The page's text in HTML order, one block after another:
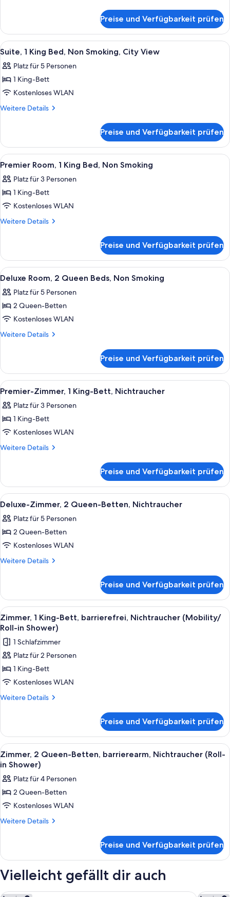
1 King-
Bett,
Nichtraucher,
Preise und Verfügbarkeit prüfen
Alle
Fotos
für
Suite,
1
King
Smoking,
City
View
anzeigen
Ein Hotelzimmer mit einem Bett,
4
Suite, 1 King Bed, Non Smoking, City View
Platz für 5 Personen
1 King-Bett
Kostenloses WLAN
Weitere Details
Weitere
1
King
Bed,
Smoking,
City
Preise und Verfügbarkeit prüfen
Alle
Fotos
für
Premier
Room,
1
Non
Smoking
anzeigen
Hochwertige Bettwaren,
5
Premier Room, 1 King Bed, Non Smoking
Platz für 3 Personen
1 King-Bett
Kostenloses WLAN
Weitere Details
Weitere
Room,
King
Non
Smoking
Preise und Verfügbarkeit prüfen
Alle
Fotos
für
Deluxe
Room,
2
Non
Smoking
anzeigen
Hochwertige Bettwaren,
6
Deluxe Room, 2 Queen Beds, Non Smoking
Platz für 5 Personen
2 Queen-Betten
Kostenloses WLAN
Weitere Details
Weitere
Room,
Queen
Non
Smoking
Preise und Verfügbarkeit prüfen
Alle
Fotos
für
Premier-
Zimmer,
1 King-
anzeigen
Ein modernes Hotelzimmer mit
5
Premier-Zimmer, 1 King-Bett, Nichtraucher
Platz für 3 Personen
1 King-Bett
Kostenloses WLAN
Weitere Details
Weitere
Zimmer,
1 King-
Bett,
Preise und Verfügbarkeit prüfen
Alle
Fotos
für
Deluxe-
Zimmer,
2 Queen-
anzeigen
Ein Hotelzimmer mit zwei Betten,
6
Deluxe-Zimmer, 2 Queen-Betten, Nichtraucher
Platz für 5 Personen
2 Queen-Betten
Kostenloses WLAN
Weitere Details
Weitere
Zimmer,
2 Queen-
Betten,
Nichtraucher
Preise und Verfügbarkeit prüfen
Alle
Fotos
für
Zimmer,
1 King-
Bett,
barrierefrei,
Nichtraucher
in
Shower)
anzeigen
Hochwertige Bettwaren,
6
Zimmer, 1 King-Bett, barrierefrei, Nichtraucher (Mobility/
Roll-in Shower)
1 Schlafzimmer
Platz für 2 Personen
1 King-Bett
Kostenloses WLAN
Weitere Details
Weitere
1 King-
Bett,
barrierefrei,
Nichtraucher
Roll-
in
Preise und Verfügbarkeit prüfen
Alle
Fotos
für
Zimmer,
2 Queen-
Betten,
barrierearm,
in
Shower)
anzeigen
Ein Hotelzimmer mit zwei Betten,
6
Zimmer, 2 Queen-Betten, barrierearm, Nichtraucher (Roll-
in Shower)
Platz für 4 Personen
2 Queen-Betten
Kostenloses WLAN
Weitere Details
Weitere
2 Queen-
barrierearm,
(Roll-
Preise und Verfügbarkeit prüfen
Vielleicht gefällt dir auch